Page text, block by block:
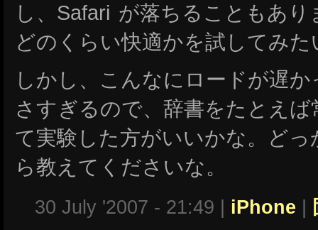
し、Safari が落ちることもあ
どのくらい快適かを試してみ
しかし、こんなにロードが遅
さすぎるので、辞書をたとえ
て実験した方がいいかな。ど
ら教えてくださいな。
30 July '2007 - 21:49 | iPhone